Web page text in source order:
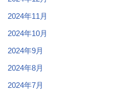
2024年11月
2024年10月
2024年9月
2024年8月
2024年7月